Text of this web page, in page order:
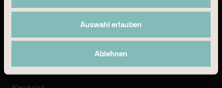
Auswahl erlauben
Ablehnen
Geschäftsmodell
Karriere